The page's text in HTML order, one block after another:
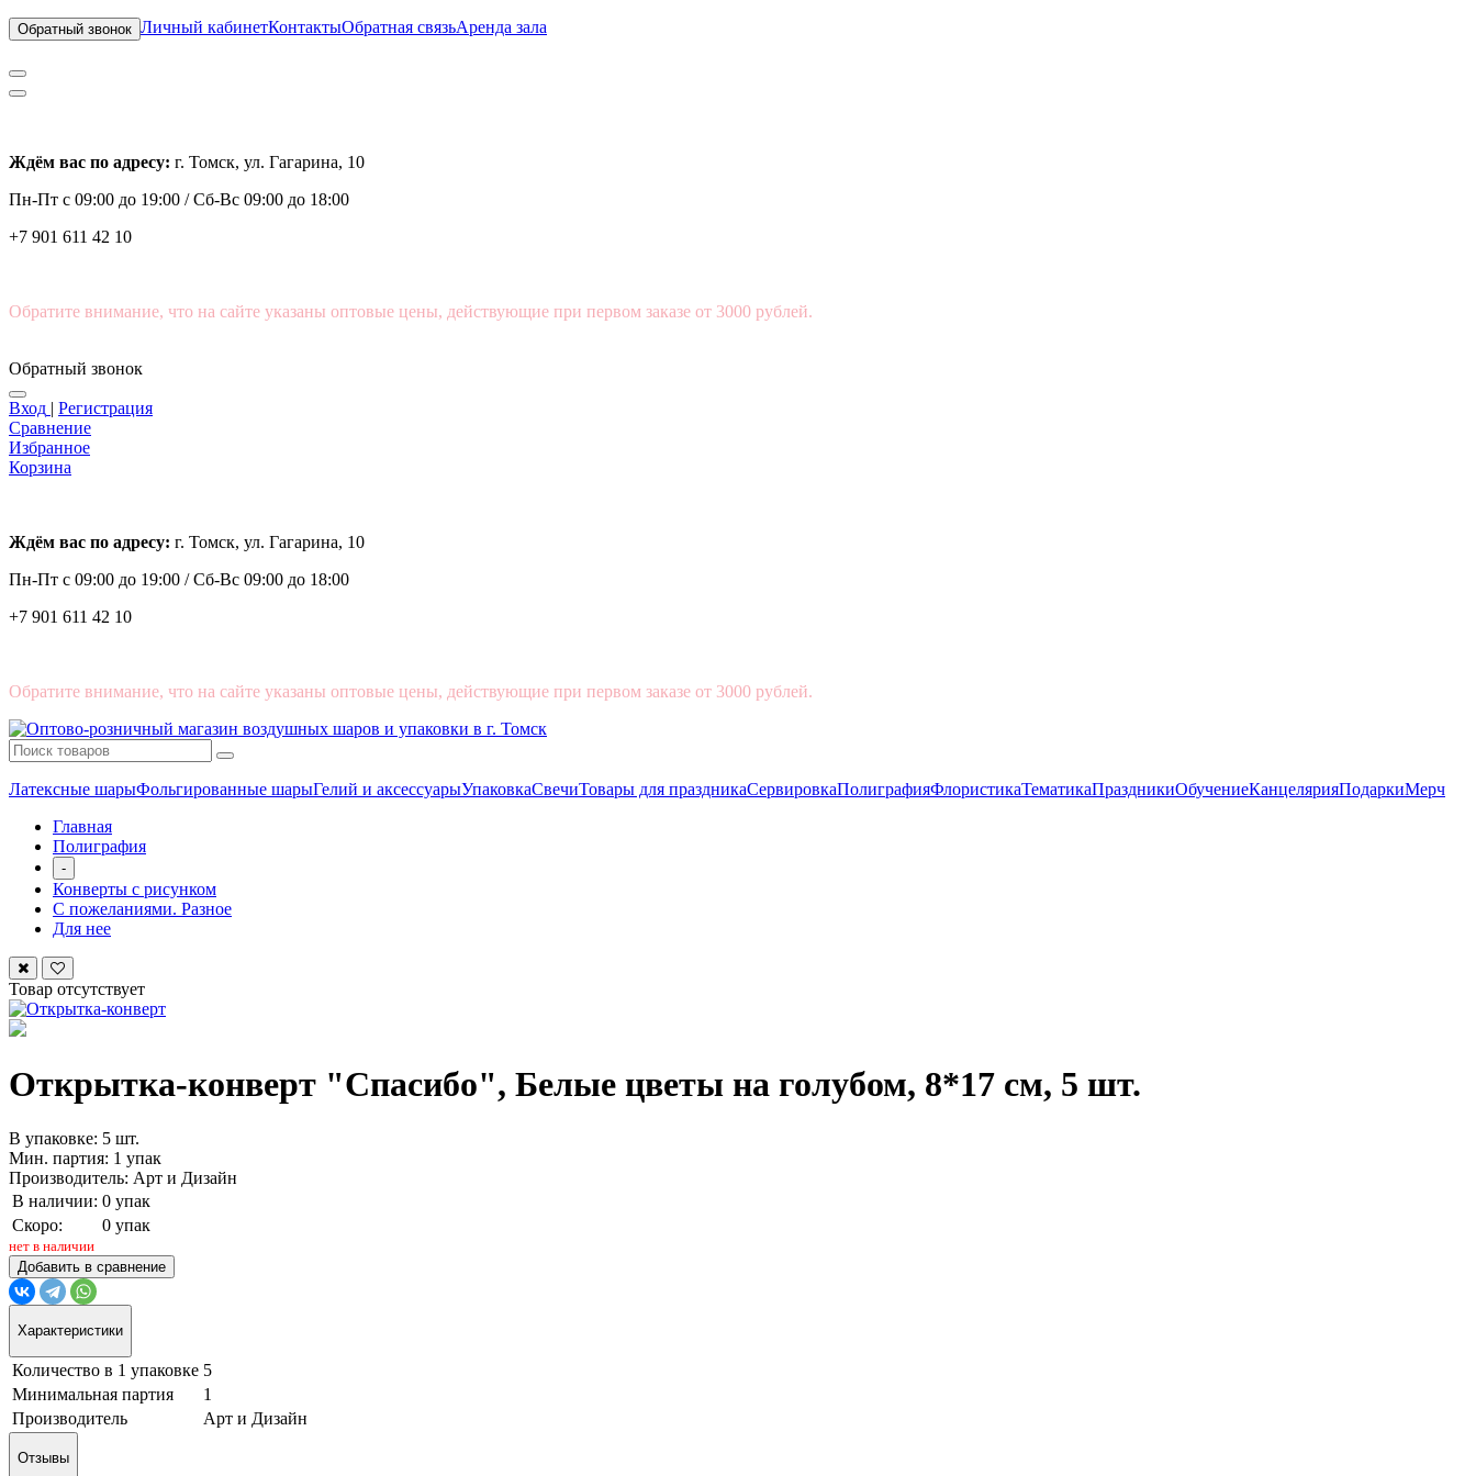
Обратный звонок Личный кабинетКонтактыОбратная связьАренда зала
Ждём вас по адресу: г. Томск, ул. Гагарина, 10
Пн-Пт с 09:00 до 19:00 /Сб-Вс 09:00 до 18:00
+7 901 611 42 10
Обратите внимание, что на сайте указаны оптовые цены, действующие при первом заказе от 3000 рублей.
Обратный звонок
Вход | Регистрация
Сравнение
Избранное
Корзина
Ждём вас по адресу: г. Томск, ул. Гагарина, 10
Пн-Пт с 09:00 до 19:00 /Сб-Вс 09:00 до 18:00
+7 901 611 42 10
Обратите внимание, что на сайте указаны оптовые цены, действующие при первом заказе от 3000 рублей.
Латексные шарыФольгированные шарыГелий и аксессуарыУпаковкаСвечиТовары для праздникаСервировкаПолиграфияФлористикаТематикаПраздникиОбучениеКанцелярияПодаркиМерч
Главная
Полиграфия
-
Конверты с рисунком
С пожеланиями. Разное
Для нее
Товар отсутствует
Открытка-конверт "Спасибо", Белые цветы на голубом, 8*17 см, 5 шт.
В упаковке: 5 шт.
Мин. партия: 1 упак
Производитель: Арт и Дизайн
В наличии: 0 упак
Скоро:
0 упак
нет в наличии
Добавить в сравнение
Характеристики
Количество в 1 упаковке 5
Минимальная партия
1
Производитель
Арт и Дизайн
Отзывы